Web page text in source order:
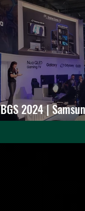
BGS 2024 |
promete